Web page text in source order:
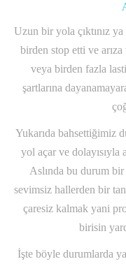
Uzun bir yola çıktınız
birden stop etti ve
veya birden fazla
şartlarına
Yukarıda bahsettiğimiz
yol açar ve dolayısıyla
Aslında bu durum
sevimsiz hallerden bir
çaresiz kalmak yani
birisin
İşte böyle durumlarda